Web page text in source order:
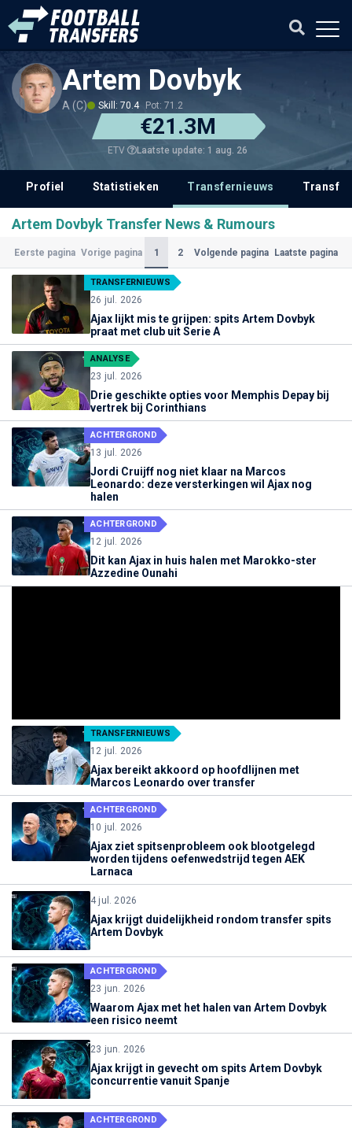
Artem Dovbyk
A (C) Skill: 70.4 Pot: 71.2
€21.3M
ETV Laatste update: 1 aug. 26
Profiel Statistieken Transfernieuws
Artem Dovbyk Transfer News & Rumours
Eerste pagina Vorige pagina 1 (Huidige)
2 Volgende pagina Laatste pagina
TRANSFERNIEUWS
26 jul. 2026
Ajax lijkt mis te grijpen: spits Artem Dovbyk
praat met club uit Serie A
ANALYSE
23 jul. 2026
Drie geschikte opties voor Memphis Depay bij
vertrek bij Corinthians
ACHTERGROND
13 jul. 2026
Jordi Cruijff nog niet klaar na Marcos
Leonardo: deze versterkingen wil Ajax nog
halen
ACHTERGROND
12 jul. 2026
Dit kan Ajax in huis halen met Marokko-ster
Azzedine Ounahi
TRANSFERNIEUWS
12 jul. 2026
Ajax bereikt akkoord op hoofdlijnen met
Marcos Leonardo over transfer
ACHTERGROND
10 jul. 2026
Ajax ziet spitsenprobleem ook blootgelegd
worden tijdens oefenwedstrijd tegen AEK
Larnaca
4 jul. 2026
Ajax krijgt duidelijkheid rondom transfer spits
Artem Dovbyk
ACHTERGROND
23 jun. 2026
Waarom Ajax met het halen van Artem Dovbyk
een risico neemt
23 jun. 2026
Ajax krijgt in gevecht om spits Artem Dovbyk
concurrentie vanuit Spanje
ACHTERGROND